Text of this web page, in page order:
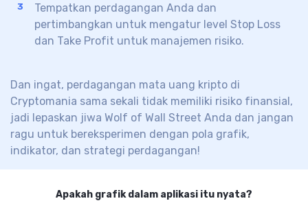
Tempatkan perdagangan Anda dan
pertimbangkan untuk mengatur level Stop Loss
dan Take Profit untuk manajemen risiko.
Dan ingat, perdagangan mata uang kripto di
Cryptomania sama sekali tidak memiliki risiko finansial,
jadi lepaskan jiwa Wolf of Wall Street Anda dan jangan
ragu untuk bereksperimen dengan pola grafik,
indikator, dan strategi perdagangan!
Apakah grafik dalam aplikasi itu nyata?